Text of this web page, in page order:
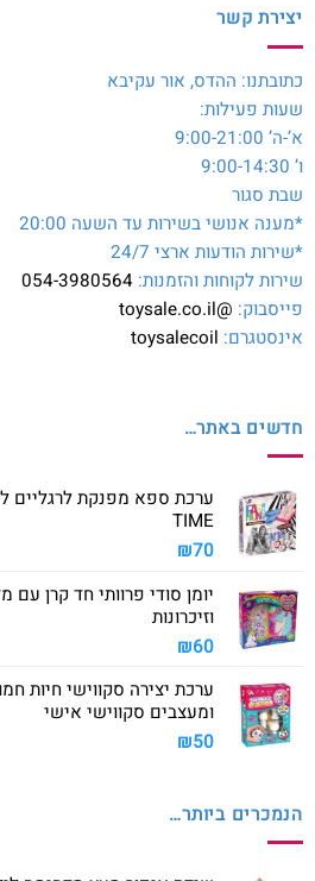
יצירת קשר
כתובתנו: ההדס, אור עקיבא
שעות פעילות:
א’-ה’ 9:00-21:00
ו’ 9:00-14:30
שבת סגור
*מענה אנושי בשירות עד השעה 20:00
*שירות הודעות ארצי 24/7
שירות לקוחות והזמנות: 054-3980564
פייסבוק: @toysale.co.il
אינסטגרם: toysalecoil
חדשים באתר…
TIME
₪70
יומן סודי פרוותי חד קרן
וזיכרונות
₪60
ערכת יצירה סקווישי חיות
ומעצבים סקווישי אישי
₪50
הנמכרים ביותר…